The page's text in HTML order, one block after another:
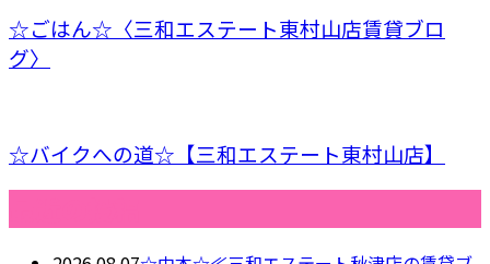
☆ごはん☆〈三和エステート東村山店賃貸ブロ
グ〉
☆バイクへの道☆【三和エステート東村山店】